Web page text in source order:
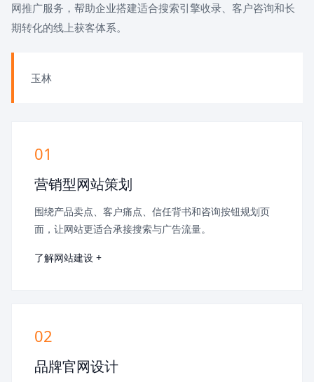
网推广服务，帮助企业搭建适合搜索引擎收录、客户咨询和长
期转化的线上获客体系。
玉林
01
营销型网站策划
围绕产品卖点、客户痛点、信任背书和咨询按钮规划页
面，让网站更适合承接搜索与广告流量。
了解网站建设 +
02
品牌官网设计